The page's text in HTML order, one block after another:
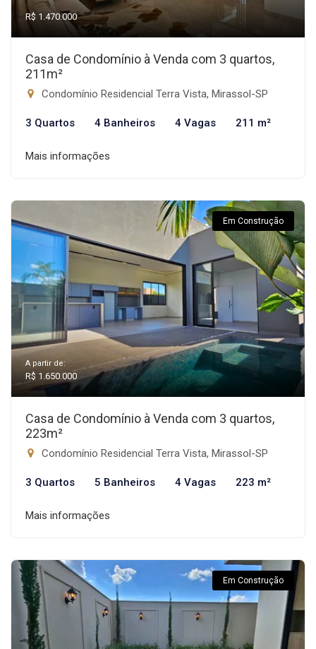
R$ 1.470.000
Casa de Condomínio à Venda com 3 quartos,
211m²
Condomínio Residencial Terra Vista, Mirassol-SP
3 Quartos 4 Banheiros 4 Vagas 211 m²
Mais informações
Em Construção
A partir de:
R$ 1.650.000
Casa de Condomínio à Venda com 3 quartos,
223m²
Condomínio Residencial Terra Vista, Mirassol-SP
3 Quartos 5 Banheiros 4 Vagas 223 m²
Mais informações
Em Construção